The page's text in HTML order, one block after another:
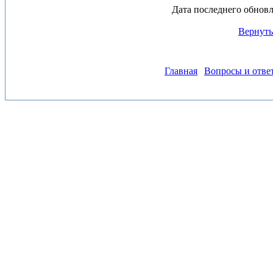
Дата последнего
Главная Вопросы и